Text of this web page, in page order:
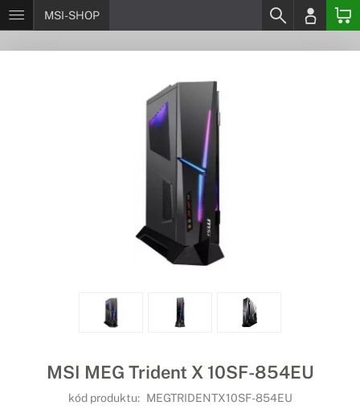
MSI-SHOP
MSI MEG Trident X 10SF-854EU
kód produktu: MEGTRIDENTX10SF-854EU